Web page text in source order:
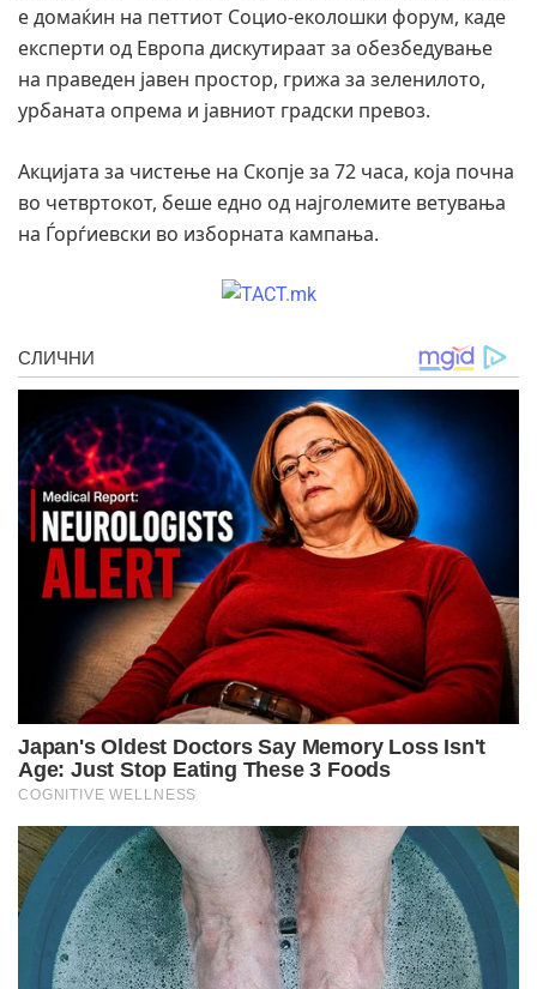
е домаќин на петтиот Социо-еколошки форум, каде
експерти од Европа дискутираат за обезбедување
на праведен јавен простор, грижа за зеленилото,
урбаната опрема и јавниот градски превоз.
Акцијата за чистење на Скопје за 72 часа, која почна
во четвртокот, беше едно од најголемите ветувања
на Ѓорѓиевски во изборната кампања.